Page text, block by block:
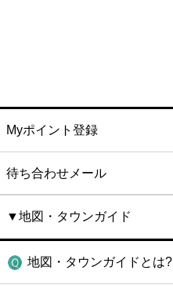
Myポイント登録
待ち合わせメール
▼地図・タウンガイド
地図・タウンガイドとは?